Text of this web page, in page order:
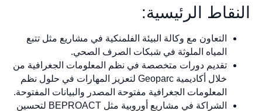
النقاط الرئيسية:
التعاون مع وكالة البيئة الفلمنكية في مشاريع مثل تتبع
المياه الملوثة في شبكات الصرف الصحي.
تقديم دورات متخصصة في نظم المعلومات الجغرافية من
خلال أكاديمية Geoparc لتعزيز المهارات في حلول نظم
المعلومات الجغرافية مفتوحة المصدر والبيانات المفتوحة.
الشراكة في مشاريع أوروبية مثل BEPROACT لتحسين